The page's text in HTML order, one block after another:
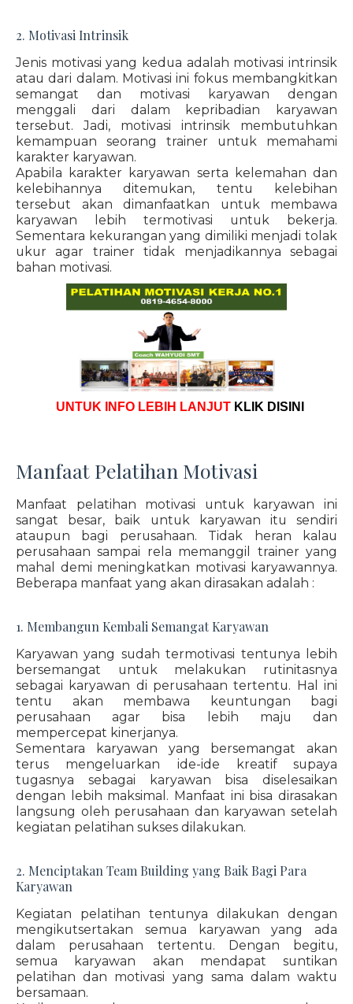
2. Motivasi Intrinsik
Jenis motivasi yang kedua adalah motivasi intrinsik
atau dari dalam. Motivasi ini fokus membangkitkan
semangat dan motivasi karyawan dengan
menggali dari dalam kepribadian karyawan
tersebut. Jadi, motivasi intrinsik membutuhkan
kemampuan seorang trainer untuk memahami
karakter karyawan.
Apabila karakter karyawan serta kelemahan dan
kelebihannya ditemukan, tentu kelebihan
tersebut akan dimanfaatkan untuk membawa
karyawan lebih termotivasi untuk bekerja.
Sementara kekurangan yang dimiliki menjadi tolak
ukur agar trainer tidak menjadikannya sebagai
bahan motivasi.
UNTUK INFO LEBIH LANJUT KLIK DISINI
Manfaat Pelatihan Motivasi
Manfaat pelatihan motivasi untuk karyawan ini
sangat besar, baik untuk karyawan itu sendiri
ataupun bagi perusahaan. Tidak heran kalau
perusahaan sampai rela memanggil trainer yang
mahal demi meningkatkan motivasi karyawannya.
Beberapa manfaat yang akan dirasakan adalah :
1. Membangun Kembali Semangat Karyawan
Karyawan yang sudah termotivasi tentunya lebih
bersemangat untuk melakukan rutinitasnya
sebagai karyawan di perusahaan tertentu. Hal ini
tentu akan membawa keuntungan bagi
perusahaan agar bisa lebih maju dan
mempercepat kinerjanya.
Sementara karyawan yang bersemangat akan
terus mengeluarkan ide-ide kreatif supaya
tugasnya sebagai karyawan bisa diselesaikan
dengan lebih maksimal. Manfaat ini bisa dirasakan
langsung oleh perusahaan dan karyawan setelah
kegiatan pelatihan sukses dilakukan.
2. Menciptakan Team Building yang Baik Bagi Para
Karyawan
Kegiatan pelatihan tentunya dilakukan dengan
mengikutsertakan semua karyawan yang ada
dalam perusahaan tertentu. Dengan begitu,
semua karyawan akan mendapat suntikan
pelatihan dan motivasi yang sama dalam waktu
bersamaan.